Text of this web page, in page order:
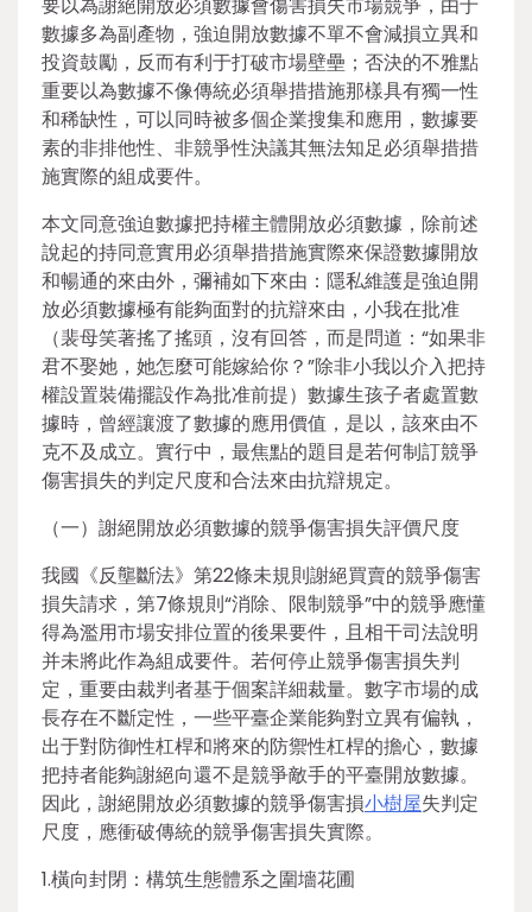
數據多為副產物，強迫開放數據不單不會減損立異和
投資鼓勵，反而有利于打破市場壁壘；否決的不雅點
重要以為數據不像傳統必須舉措措施那樣具有獨一性
和稀缺性，可以同時被多個企業搜集和應用，數據要
素的非排他性、非競爭性決議其無法知足必須舉措措
施實際的組成要件。
本文同意強迫數據把持權主體開放必須數據，除前述
說起的持同意實用必須舉措措施實際來保證數據開放
和暢通的來由外，彌補如下來由：隱私維護是強迫開
放必須數據極有能夠面對的抗辯來由，小我在批准
（裴母笑著搖了搖頭，沒有回答，而是問道：“如果非
君不娶她，她怎麼可能嫁給你？”除非小我以介入把持
權設置裝備擺設作為批准前提）數據生孩子者處置數
據時，曾經讓渡了數據的應用價值，是以，該來由不
克不及成立。實行中，最焦點的題目是若何制訂競爭
傷害損失的判定尺度和合法來由抗辯規定。
（一）謝絕開放必須數據的競爭傷害損失評價尺度
我國《反壟斷法》第22條未規則謝絕買賣的競爭傷害
損失請求，第7條規則“消除、限制競爭”中的競爭應懂
得為濫用市場安排位置的後果要件，且相干司法說明
并未將此作為組成要件。若何停止競爭傷害損失判
定，重要由裁判者基于個案詳細裁量。數字市場的成
長存在不斷定性，一些平臺企業能夠對立異有偏執，
出于對防御性杠桿和將來的防禦性杠桿的擔心，數據
把持者能夠謝絕向還不是競爭敵手的平臺開放數據。
因此，謝絕開放必須數據的競爭傷害損小樹屋失判定
尺度，應衝破傳統的競爭傷害損失實際。
1.橫向封閉：構筑生態體系之圍墻花圃